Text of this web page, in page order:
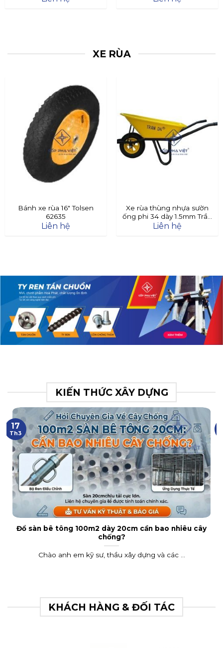
XE RÙA
Bánh xe rùa 16″ Tolsen
62635
Liên hệ
Xe rùa thùng nhựa sườn
ống phi 34 dày 1.5mm Trần
Đà
Liên hệ
KIẾN THỨC XÂY DỰNG
Đổ sàn bê tông 100m2 dày 20cm cần bao nhiêu cây
chống?
Chào anh em kỹ sư, thầu xây dựng và các ...
17
Th3
KHÁCH HÀNG & ĐỐI TÁC